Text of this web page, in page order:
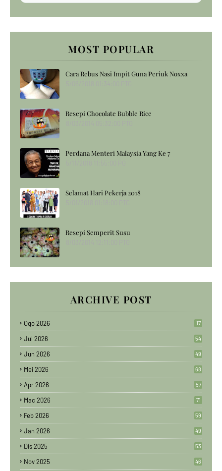
MOST POPULAR
Cara Rebus Nasi Impit Guna Periuk Noxxa
Resepi Chocolate Bubble Rice
Perdana Menteri Malaysia Yang Ke 7
Selamat Hari Pekerja 2018
Resepi Semperit Susu
ARCHIVE POST
Ogo 2026 17
Jul 2026 54
Jun 2026 49
Mei 2026 68
Apr 2026 57
Mac 2026 71
Feb 2026 59
Jan 2026 49
Dis 2025 53
Nov 2025 46